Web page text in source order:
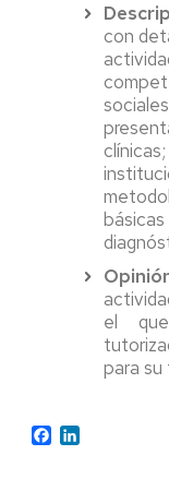
con
el
para su
Facebook